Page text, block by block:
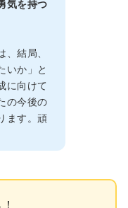
気を持つ
結局、
いか」と
に向けて
の今後の
ます。頑